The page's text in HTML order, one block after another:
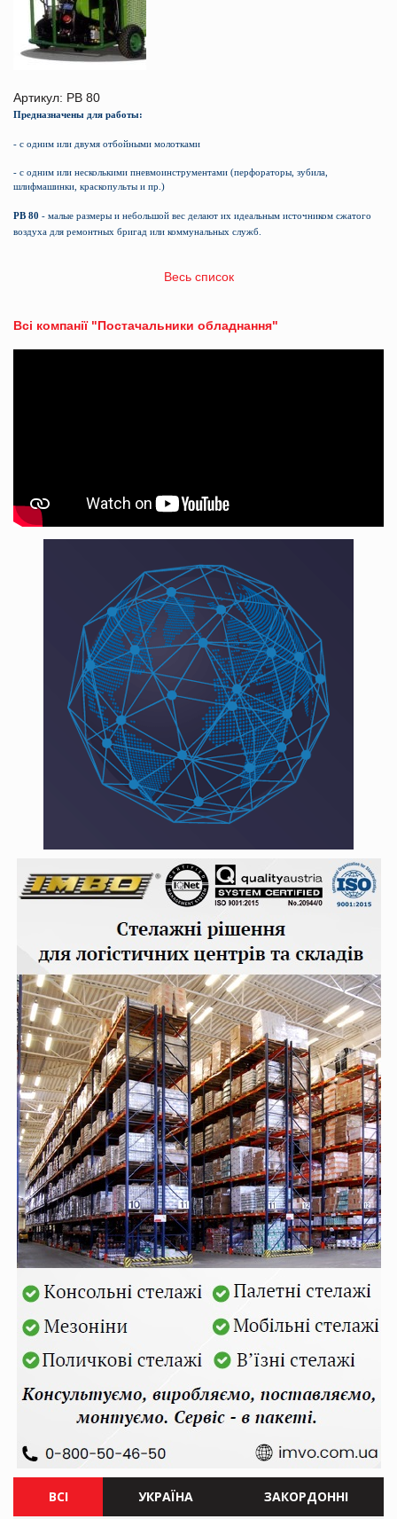
Артикул: PB 80
Предназначены для работы:
- с одним или двумя отбойными молотками
- с одним или несколькими пневмоинструментами (перфораторы, зубила,
шлифмашинки, краскопульты и пр.)
PB 80 - малые размеры и небольшой вес делают их идеальным источником сжатого
воздуха для ремонтных бригад или коммунальных служб.
Весь список
Всі компанії "Постачальники обладнання"
ВСІ УКРАЇНА ЗАКОРДОННІ